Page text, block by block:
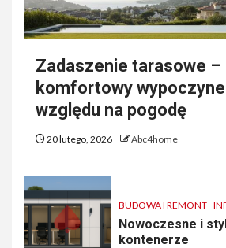
Zadaszenie tarasowe –
komfortowy
względu na pogodę
20 lutego, 2026 Abc4home
BUDOWA I REMONT
Nowoczesne i
kontenerze